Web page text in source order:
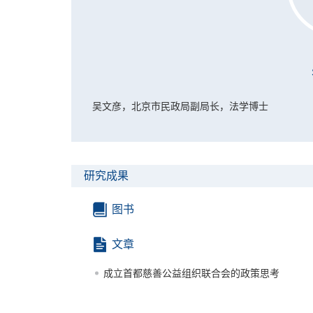
吴文彦，北京市民政局副局长，法学博士
研究成果
图书
文章
成立首都慈善公益组织联合会的政策思考